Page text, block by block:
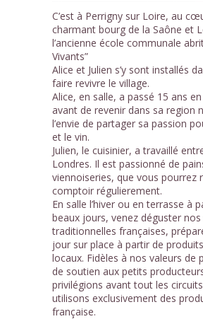
C’est à Perrigny sur Loire, au
charmant bourg de la Saône et
l’ancienne école communale
Vivants”
Alice et Julien s’y sont installés
faire revivre le village.
Alice, en salle, a passé 15 ans
avant de revenir dans sa region
l’envie de partager sa passion
et le vin.
Julien, le cuisinier, a travaillé
Londres. Il est passionné de
viennoiseries, que vous pourrez
comptoir régulierement.
En salle l’hiver ou en terrasse à
beaux jours, venez déguster nos
traditionnelles françaises,
jour sur place à partir de
locaux. Fidèles à nos valeurs de
de soutien aux petits
privilégions avant tout les
utilisons exclusivement des
française.